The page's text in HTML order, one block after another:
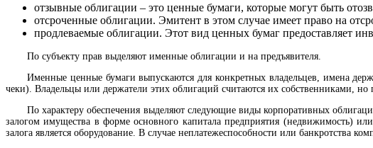
отзывные облигации – это ценные бумаги, которые могут быть
отсроченные облигации. Эмитент в этом случае имеет право на
продлеваемые облигации. Этот вид ценных бумаг предоставляет
По субъекту прав выделяют именные облигации и на предъявителя.
Именные ценные бумаги выпускаются для конкретных владельцев, имена
чеки). Владельцы или держатели этих облигаций считаются их собственниками,
По характеру обеспечения выделяют следующие виды корпоративных
залогом имущества в форме основного капитала предприятия (недвижимость)
залога является оборудование. В случае неплатежеспособности или банкротства